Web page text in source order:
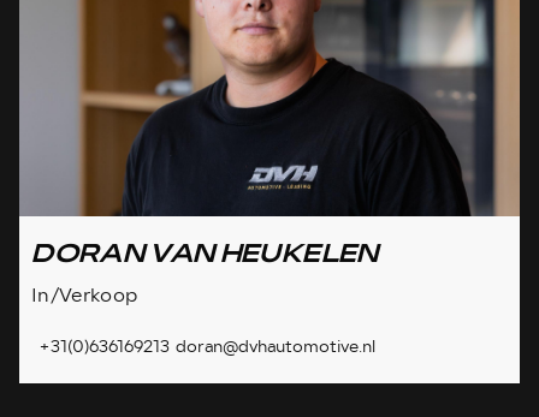
DORAN VAN HEUKELEN
In/Verkoop
+31(0)636169213 doran@dvhautomotive.nl